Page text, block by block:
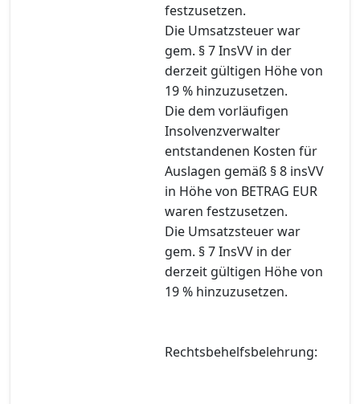
festzusetzen.
Die Umsatzsteuer war
gem. § 7 InsVV in der
derzeit gültigen Höhe von
19 % hinzuzusetzen.
Die dem vorläufigen
Insolvenzverwalter
entstandenen Kosten für
Auslagen gemäß § 8 insVV
in Höhe von BETRAG EUR
waren festzusetzen.
Die Umsatzsteuer war
gem. § 7 InsVV in der
derzeit gültigen Höhe von
19 % hinzuzusetzen.
Rechtsbehelfsbelehrung: